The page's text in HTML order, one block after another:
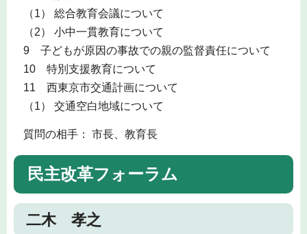
（1） 総合教育会議について
（2） 小中一貫教育について
9 子どもが原因の事故での親の監督責任について
10 特別支援教育について
11 西東京市交通計画について
（1） 交通空白地域について
質問の相手： 市長、教育長
民主改革フォーラム
二木 孝之